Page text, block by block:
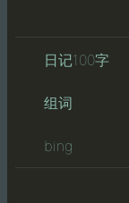
日记100字
组词
bing